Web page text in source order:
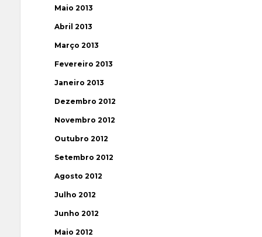
Maio 2013
Abril 2013
Março 2013
Fevereiro 2013
Janeiro 2013
Dezembro 2012
Novembro 2012
Outubro 2012
Setembro 2012
Agosto 2012
Julho 2012
Junho 2012
Maio 2012